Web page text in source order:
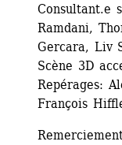
Consultant.e
Ramdani,
Gercara, Liv
Scène 3D
Repérages:
François